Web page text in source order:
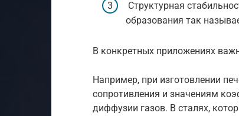
Структурная
образования так
В конкретных приложениях
Например, при изготовлении
сопротивления и значениям
диффузии газов. В сталях,